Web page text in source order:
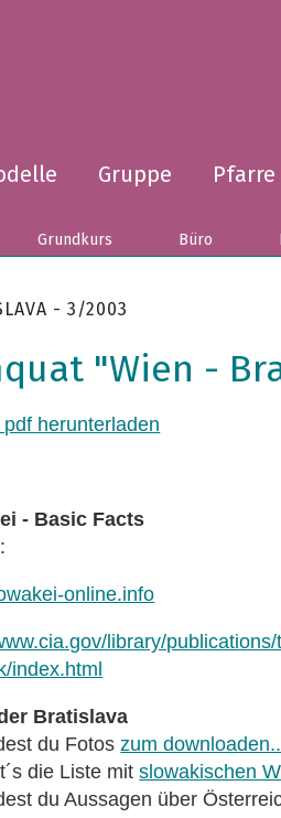
Gruppe Pfarre
Grundkurs Büro
- 3/2003
"Wien -
herunterladen
- Basic Facts
online.info
library/
index.html
Bratislava
du Fotoszum
die Liste mitslowakischen
du Aussagen über